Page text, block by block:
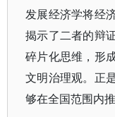
发展经济学将经
揭示了二者的辩
碎片化思维，形
文明治理观。正
够在全国范围内